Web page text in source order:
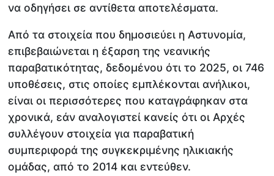
να οδηγήσει σε αντίθετα αποτελέσματα.
Από τα στοιχεία που δημοσιεύει η Αστυνομία,
επιβεβαιώνεται η έξαρση της νεανικής
παραβατικότητας, δεδομένου ότι το 2025, οι 746
υποθέσεις, στις οποίες εμπλέκονται ανήλικοι,
είναι οι περισσότερες που καταγράφηκαν στα
χρονικά, εάν αναλογιστεί κανείς ότι οι Αρχές
συλλέγουν στοιχεία για παραβατική
συμπεριφορά της συγκεκριμένης ηλικιακής
ομάδας, από το 2014 και εντεύθεν.